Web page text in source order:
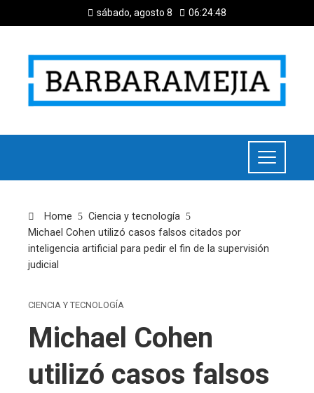
sábado, agosto 8 06:24:49
Home
Ciencia y tecnología
Michael Cohen utilizó casos falsos citados por
inteligencia artificial para pedir el fin de la supervisión
judicial
CIENCIA Y TECNOLOGÍA
Michael Cohen
utilizó casos falsos